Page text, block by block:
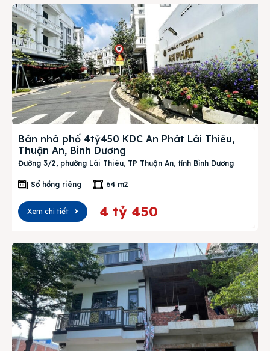
Search
Bán nhà phố 4tỷ450 KDC An Phát Lái Thiêu,
Thuận An, Bình Dương
Đường 3/2, phường Lái Thiêu, TP Thuận An, tỉnh Bình Dương
Sổ hồng riêng 64 m2
Xem chi tiết 4 tỷ 450